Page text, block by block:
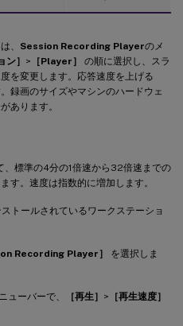
、 Session Recording Playerのメ
ン］ > ［Player］
の順に選択し、スラ
を変更します。応答速度を上げる
録画のサイズやマシンのハードウェ
あります。
標準の4分の1倍速から32倍速までの
す。速度は指数的に増加します。
トールされているワークステーショ
Recording Player］
を選択しま
ューバーで、 ［再生］ > ［再生速度］